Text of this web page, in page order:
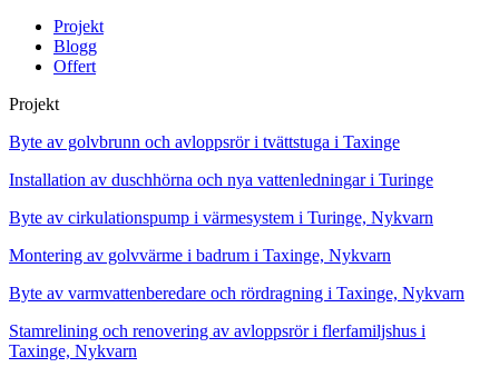
Projekt
Blogg
Offert
Projekt
Byte av golvbrunn och avloppsrör i tvättstuga i Taxinge
Installation av duschhörna och nya vattenledningar i Turinge
Byte av cirkulationspump i värmesystem i Turinge, Nykvarn
Montering av golvvärme i badrum i Taxinge, Nykvarn
Byte av varmvattenberedare och rördragning i Taxinge, Nykvarn
Stamrelining och renovering av avloppsrör i flerfamiljshus i
Taxinge, Nykvarn